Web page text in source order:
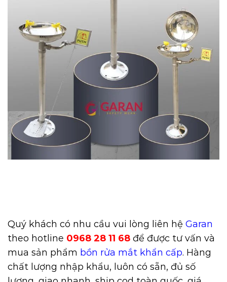
Quý khách có nhu cầu vui lòng liên hệ Garan
theo hotline 0968 28 11 68 để được tư vấn và
mua sản phẩm bồn rửa mắt khẩn cấp. Hàng
chất lượng nhập khẩu, luôn có sẵn, đủ số